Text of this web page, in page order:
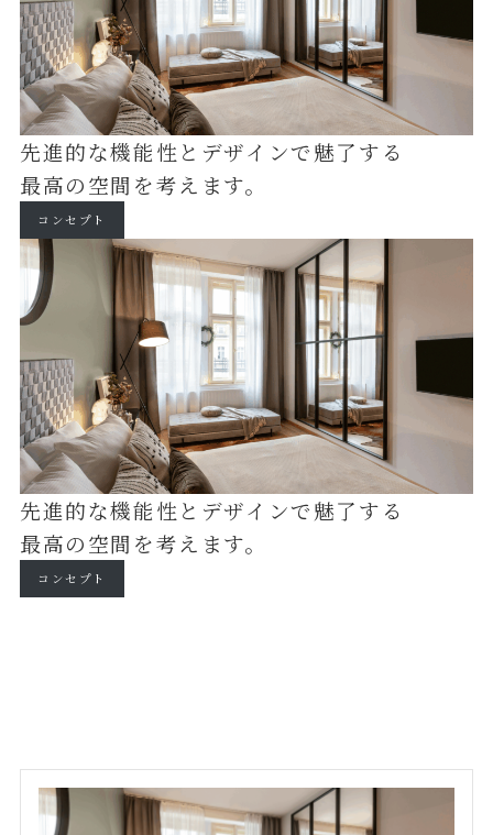
先進的な機能性とデザインで魅了する
最高の空間を考えます。
コンセプト
先進的な機能性とデザインで魅了する
最高の空間を考えます。
コンセプト